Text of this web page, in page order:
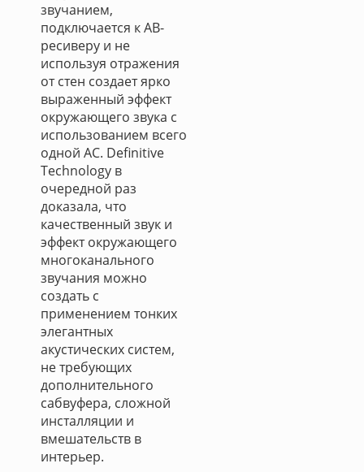
звучанием,
подключается к АВ-
ресиверу и не
используя отражения
от стен создает ярко
выраженный эффект
окружающего звука с
использованием всего
одной АС. Definitive
Technology в
очередной раз
доказала, что
качественный звук и
эффект окружающего
многоканального
звучания можно
создать с
применением тонких
элегантных
акустических систем,
не требующих
дополнительного
сабвуфера, сложной
инсталляции и
вмешательств в
интерьер.